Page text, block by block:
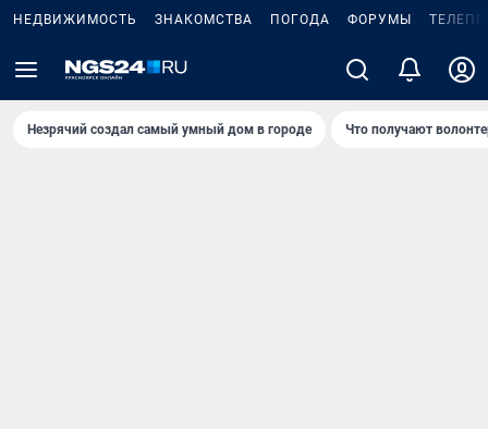
НЕДВИЖИМОСТЬ ЗНАКОМСТВА ПОГОДА ФОРУМЫ
Незрячий создал самый умный дом в городе Что получают